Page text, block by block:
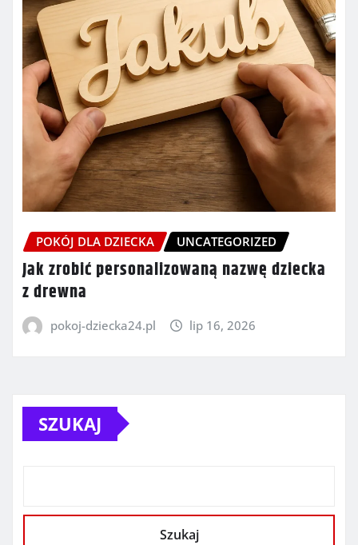
POKÓJ DLA DZIECKA UNCATEGORIZED
Jak zrobić personalizowaną nazwę dziecka
z drewna
pokoj-dziecka24.pl lip 16, 2026
SZUKAJ
Szukaj